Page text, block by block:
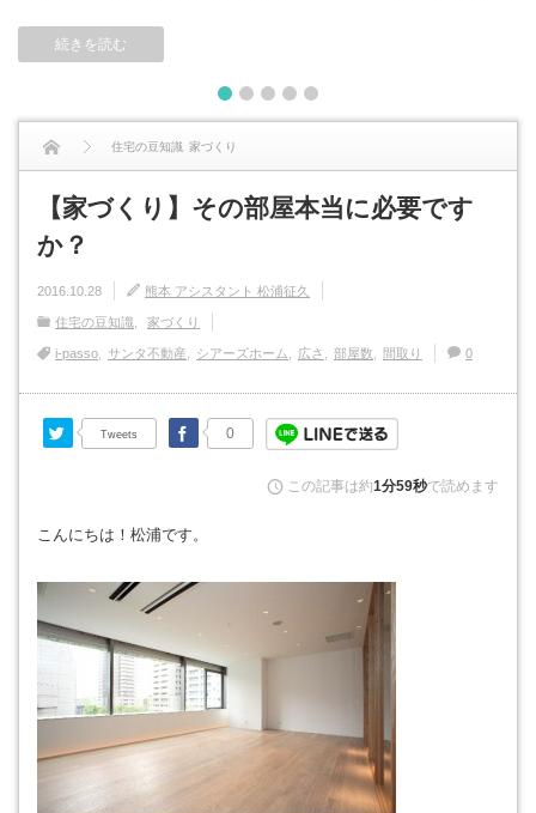
続きを読む
1 2 3 4
住宅の豆知識 家づくり
【家づくり】その部屋本当に必要ですか？
【家づくり】その部屋本当に必要です
か？
2016.10.28 熊本 アシスタント 松浦征久
住宅の豆知識 家づくり
i-passo サンタ不動産 シアーズホーム 広さ 部屋数 間取り 0
Tweets
Twitter 0
Facebook
この記事は約1分59秒で読めます
こんにちは！松浦です。